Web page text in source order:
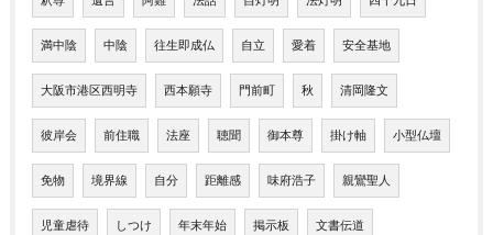
満中陰 中陰 往生即成仏 自立 愛着 安全基地
大阪市港区西明寺 西本願寺 門前町 秋 清岡隆文
彼岸会 前住職 法座 聴聞 御本尊 掛け軸 小型仏壇
免物 境界線 自分 距離感 味府浩子 親鸞聖人
児童虐待 しつけ 年末年始 掲示板 文書伝道